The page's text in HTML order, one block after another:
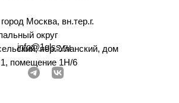
Москва, вн.тер.г.
округ
пер. Уланский, дом
1, помещение 1Н/6
info@1glss.ru